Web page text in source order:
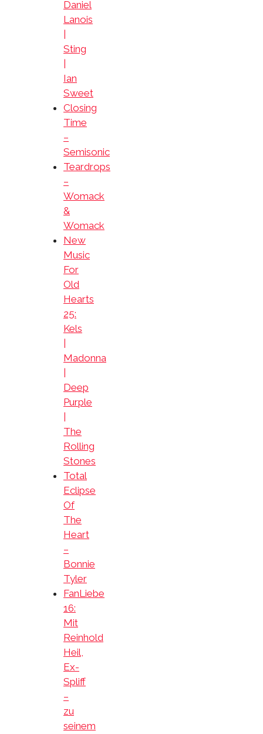
Daniel
Lanois
Sting
Ian
Sweet
Closing
Time
–
Semisonic
Teardrops
–
Womack
&
Womack
New
Music
For
Old
Hearts
25:
Kels
Madonna
Deep
Purple
The
Rolling
Stones
Total
Eclipse
Of
The
Heart
–
Bonnie
Tyler
FanLiebe
16:
Mit
Reinhold
Heil,
Ex-
Spliff
–
zu
seinem